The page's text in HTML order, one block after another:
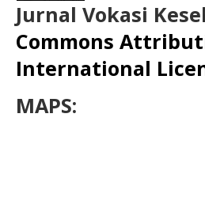
Jurnal Vokasi
Commons
International
MAPS: